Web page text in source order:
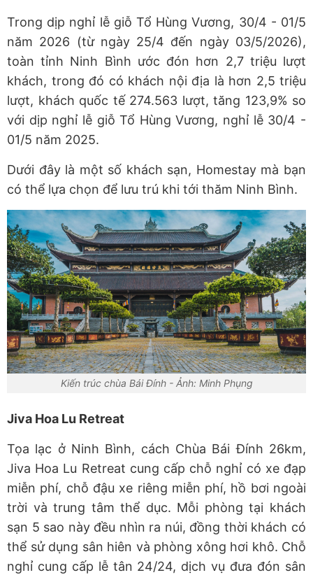
Trong dịp nghỉ lễ giỗ Tổ Hùng Vương, 30/4 - 01/5
năm 2026 (từ ngày 25/4 đến ngày 03/5/2026),
toàn tỉnh Ninh Bình ước đón hơn 2,7 triệu lượt
khách, trong đó có khách nội địa là hơn 2,5 triệu
lượt, khách quốc tế 274.563 lượt, tăng 123,9% so
với dịp nghỉ lễ giỗ Tổ Hùng Vương, nghỉ lễ 30/4 -
01/5 năm 2025.
Dưới đây là một số khách sạn, Homestay mà bạn
có thể lựa chọn để lưu trú khi tới thăm Ninh Bình.
Kiến trúc chùa Bái Đính - Ảnh: Minh Phụng
Jiva Hoa Lu Retreat
Tọa lạc ở Ninh Bình, cách Chùa Bái Đính 26km,
Jiva Hoa Lu Retreat cung cấp chỗ nghỉ có xe đạp
miễn phí, chỗ đậu xe riêng miễn phí, hồ bơi ngoài
trời và trung tâm thể dục. Mỗi phòng tại khách
sạn 5 sao này đều nhìn ra núi, đồng thời khách có
thể sử dụng sân hiên và phòng xông hơi khô. Chỗ
nghỉ cung cấp lễ tân 24/24, dịch vụ đưa đón sân